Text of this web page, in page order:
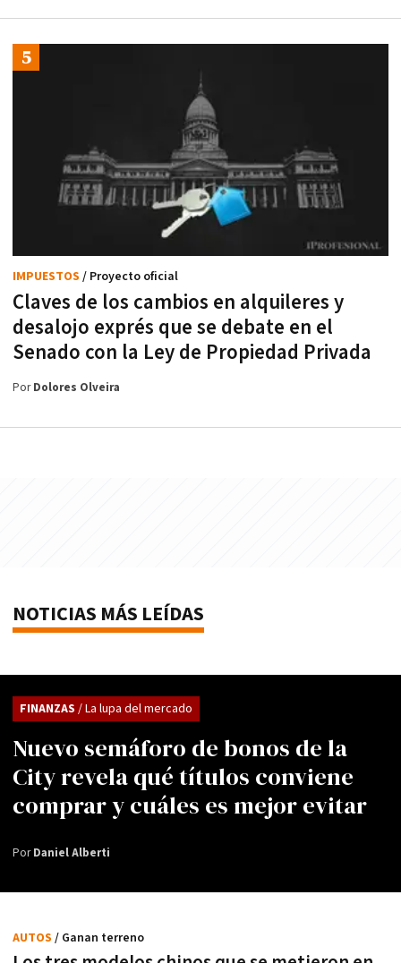
Claves de los cambios en alquileres y
desalojo exprés que se debate en el
Senado con la Ley de Propiedad Privada
IMPUESTOS / Proyecto oficial
PorDolores Olveira
NOTICIAS MÁS LEÍDAS
Nuevo semáforo de bonos de la
City revela qué títulos conviene
comprar y cuáles es mejor evitar
FINANZAS / La lupa del mercado
PorDaniel Alberti
AUTOS / Ganan terreno